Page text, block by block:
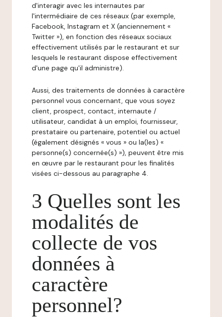
d'interagir avec les internautes par
l'intermédiaire de ces réseaux (par exemple,
Facebook, Instagram et X (anciennement «
Twitter »), en fonction des réseaux sociaux
effectivement utilisés par le restaurant et sur
lesquels le restaurant dispose effectivement
d'une page qu'il administre).
Aussi, des traitements de données à caractère
personnel vous concernant, que vous soyez
client, prospect, contact, internaute /
utilisateur, candidat à un emploi, fournisseur,
prestataire ou partenaire, potentiel ou actuel
(également désignés « vous » ou la(les) «
personne(s) concernée(s) »), peuvent être mis
en œuvre par le restaurant pour les finalités
visées ci-dessous au paragraphe 4.
3 Quelles sont les
modalités de
collecte de vos
données à
caractère
personnel?